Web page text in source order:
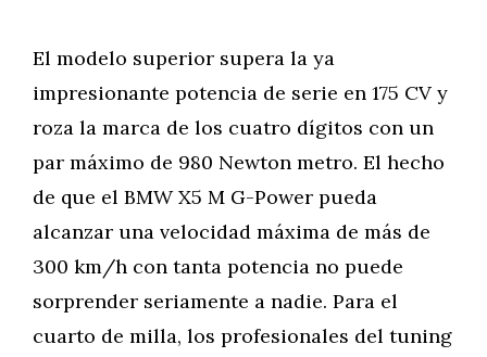
El modelo superior supera la ya
impresionante potencia de serie en 175 CV y
roza la marca de los cuatro dígitos con un
par máximo de 980 Newton metro. El hecho
de que el BMW X5 M G-Power pueda
alcanzar una velocidad máxima de más de
300 km/h con tanta potencia no puede
sorprender seriamente a nadie. Para el
cuarto de milla, los profesionales del tuning